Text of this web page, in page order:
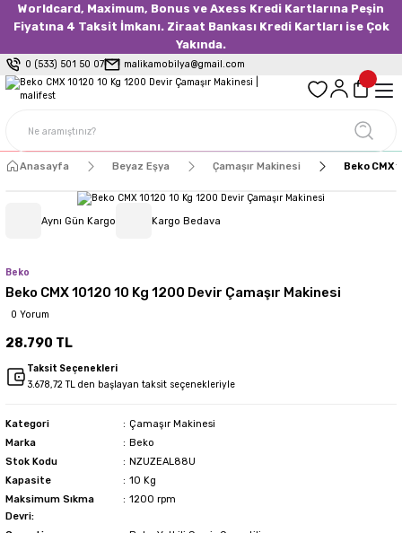
Worldcard, Maximum, Bonus ve Axess Kredi Kartlarına Peşin
Fiyatına 4 Taksit İmkanı. Ziraat Bankası Kredi Kartları ise Çok
Yakında.
0 (533) 501 50 07 malikamobilya@gmail.com
Anasayfa Beyaz Eşya Çamaşır Makinesi Beko CMX
Aynı Gün Kargo Kargo Bedava
Beko
Beko CMX 10120 10 Kg 1200 Devir Çamaşır Makinesi
0 Yorum
28.790 TL
Taksit Seçenekleri
3.678,72 TL den başlayan taksit seçenekleriyle
Kategori
Çamaşır Makinesi
Marka
Beko
Stok Kodu
NZUZEAL88U
Kapasite
10 Kg
Maksimum Sıkma
Devri:
1200 rpm